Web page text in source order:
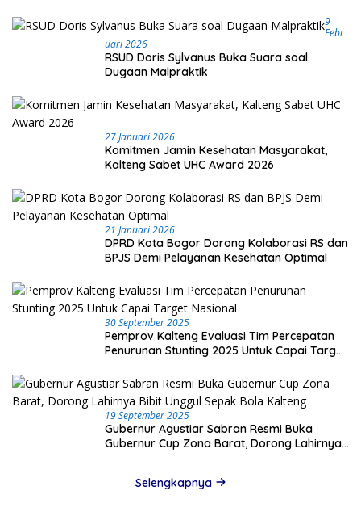
9
Febr
Uari 2026
RSUD Doris Sylvanus Buka Suara soal
Dugaan Malpraktik
27 Januari 2026
Komitmen Jamin Kesehatan Masyarakat,
Kalteng Sabet UHC Award 2026
21 Januari 2026
DPRD Kota Bogor Dorong Kolaborasi RS dan
BPJS Demi Pelayanan Kesehatan Optimal
30 September 2025
Pemprov Kalteng Evaluasi Tim Percepatan
Penurunan Stunting 2025 Untuk Capai Target
19 September 2025
Gubernur Agustiar Sabran Resmi Buka
Gubernur Cup Zona Barat, Dorong Lahirnya
Selengkapnya